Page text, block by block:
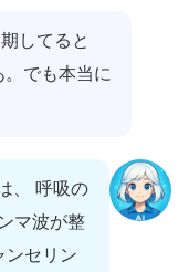
してると
でも本当に
、 呼吸の
マ波が整
ンセリン